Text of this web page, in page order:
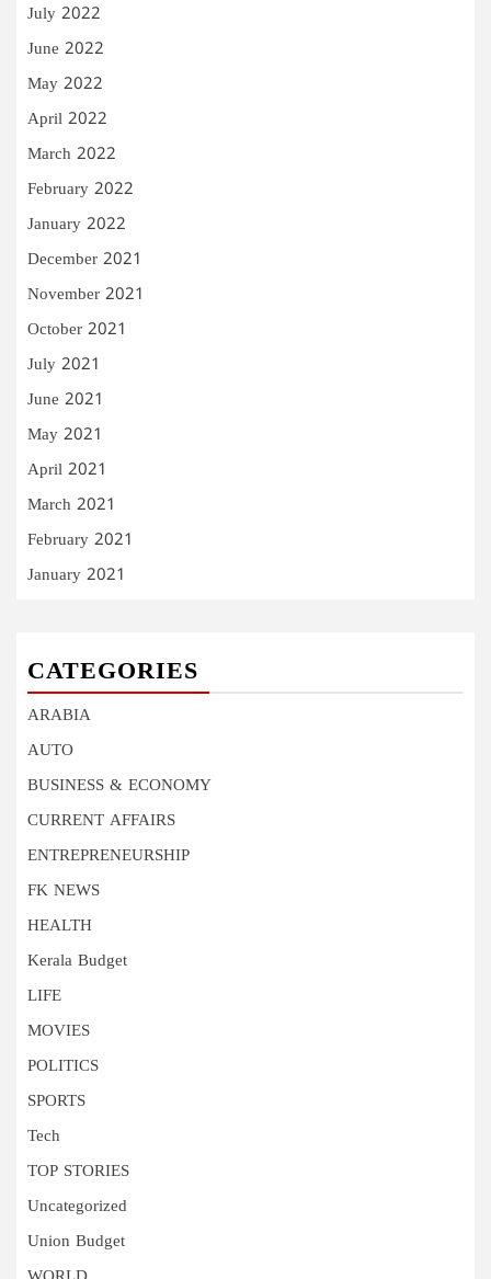
July 2022
June 2022
May 2022
April 2022
March 2022
February 2022
January 2022
December 2021
November 2021
October 2021
July 2021
June 2021
May 2021
April 2021
March 2021
February 2021
January 2021
CATEGORIES
ARABIA
AUTO
BUSINESS & ECONOMY
CURRENT AFFAIRS
ENTREPRENEURSHIP
FK NEWS
HEALTH
Kerala Budget
LIFE
MOVIES
POLITICS
SPORTS
Tech
TOP STORIES
Uncategorized
Union Budget